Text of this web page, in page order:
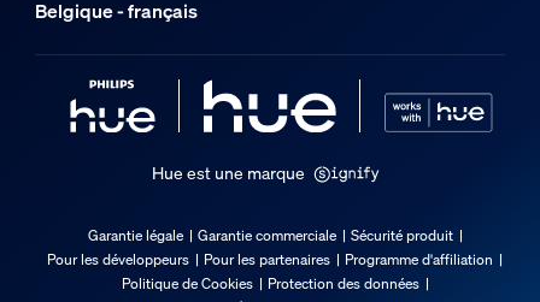
-20 °C à 45 °C
Options/accessoires inclus
Gradable avec l'application et la télécommande Hue
Belgique - français
Hue est une marque
Garantie légale Garantie commerciale
Sécurité produit
Pour les développeurs
Pour les partenaires
Programme d'affiliation
Politique de Cookies
Protection des données